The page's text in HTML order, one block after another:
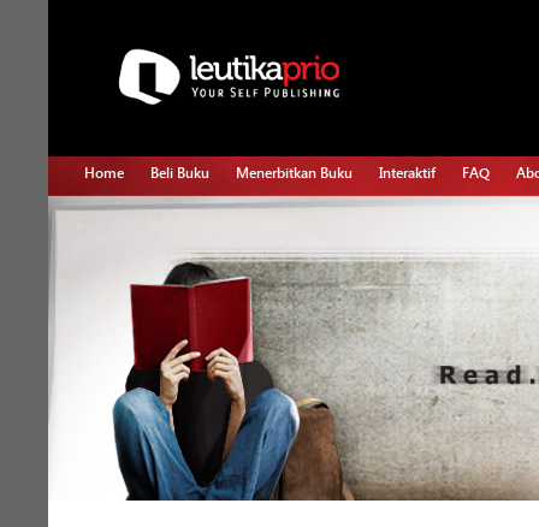
Home Beli Buku Menerbitkan Buku Interaktif FAQ